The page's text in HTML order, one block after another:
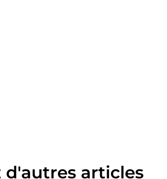
d'autres articles